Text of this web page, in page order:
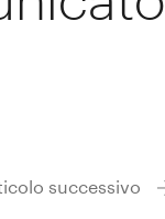
successivo